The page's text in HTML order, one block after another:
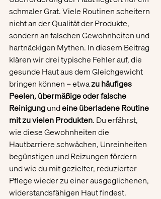
schmaler Grat. Viele Routinen scheitern
nicht an der Qualität der Produkte,
sondern an falschen Gewohnheiten und
hartnäckigen Mythen. In diesem Beitrag
klären wir drei typische Fehler auf, die
gesunde Haut aus dem Gleichgewicht
bringen können – etwa zu häufiges
Peelen, übermäßige oder falsche
Reinigung und eine überladene Routine
mit zu vielen Produkten. Du erfährst,
wie diese Gewohnheiten die
Hautbarriere schwächen, Unreinheiten
begünstigen und Reizungen fördern
und wie du mit gezielter, reduzierter
Pflege wieder zu einer ausgeglichenen,
widerstandsfähigen Haut findest.